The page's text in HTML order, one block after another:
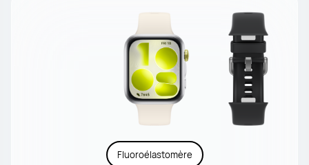
Fluoroélastomère